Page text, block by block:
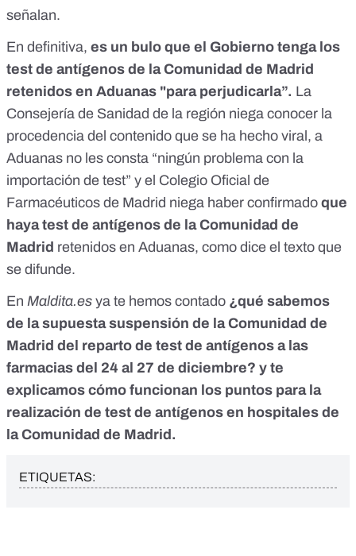
señalan.
En definitiva, es un bulo que el Gobierno tenga los
test de antígenos de la Comunidad de Madrid
retenidos en Aduanas "para perjudicarla”. La
Consejería de Sanidad de la región niega conocer la
procedencia del contenido que se ha hecho viral, a
Aduanas no les consta “ningún problema con la
importación de test” y el Colegio Oficial de
Farmacéuticos de Madrid niega haber confirmado que
haya test de antígenos de la Comunidad de
Madrid retenidos en Aduanas, como dice el texto que
se difunde.
En Maldita.es ya te hemos contado ¿qué sabemos
de la supuesta suspensión de la Comunidad de
Madrid del reparto de test de antígenos a las
farmacias del 24 al 27 de diciembre? y te
explicamos cómo funcionan los puntos para la
realización de test de antígenos en hospitales de
la Comunidad de Madrid.
ETIQUETAS: